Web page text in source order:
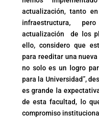
actualización, tanto
infraestructura,
actualización de los
ello, considero que
para reeditar una
no solo es un logro
para la Universidad”,
es grande la
de esta facultad, lo
compromiso